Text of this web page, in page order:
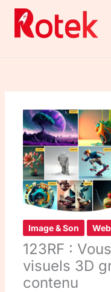
Aller
contenu
Image & Son Web
123RF :
visuels 3D
contenu